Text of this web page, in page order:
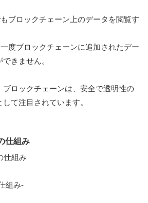
ブロックチェーン上のデータを閲覧す
度ブロックチェーンに追加されたデー
きません。
ブロックチェーンは、安全で透明性の
て注目されています。
仕組み
組み-